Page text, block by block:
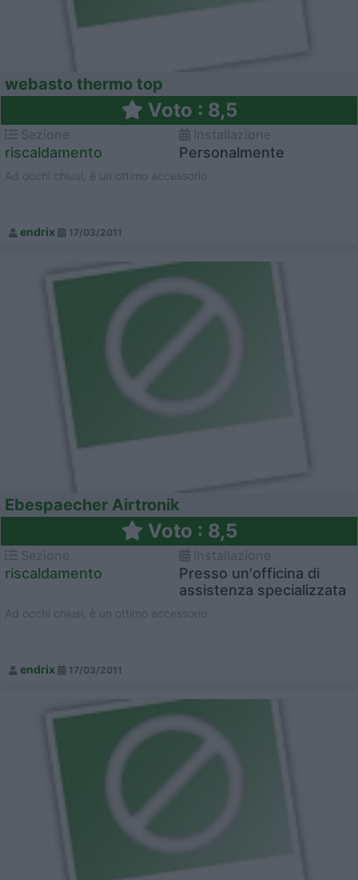
webasto thermo top
Voto : 8,5
riscaldamento Personalmente
Ad occhi chiusi, è un ottimo accessorio
endrix 17/03/2011
Ebespaecher Airtronik
Voto : 8,5
riscaldamento
Presso un'officina di
assistenza specializzata
Ad occhi chiusi, è un ottimo accessorio
endrix 17/03/2011